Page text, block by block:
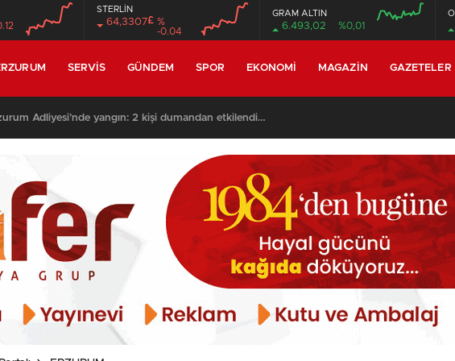
STERLİN
64,3307£ %
-0.04
GRAM ALTIN
6.493,02 %0,01
SERVIS GÜNDEM SPOR EKONOMI MAGAZIN GAZETELER
Adliyesi’nde yangın: 2 kişi dumandan etkilendi…